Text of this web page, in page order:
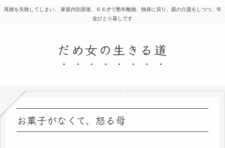
再婚を失敗してしまい、 家庭内別居後、６６才で塾年離婚、独身に戻り、親の介護をしつつ、年
金ひとり暮しです
だめ女の生きる道
お菓子がなくて、怒る母